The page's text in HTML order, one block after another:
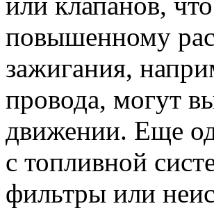
повышенному
зажигания,
провода, могут
движении. Еще
с топливной
фильтры или